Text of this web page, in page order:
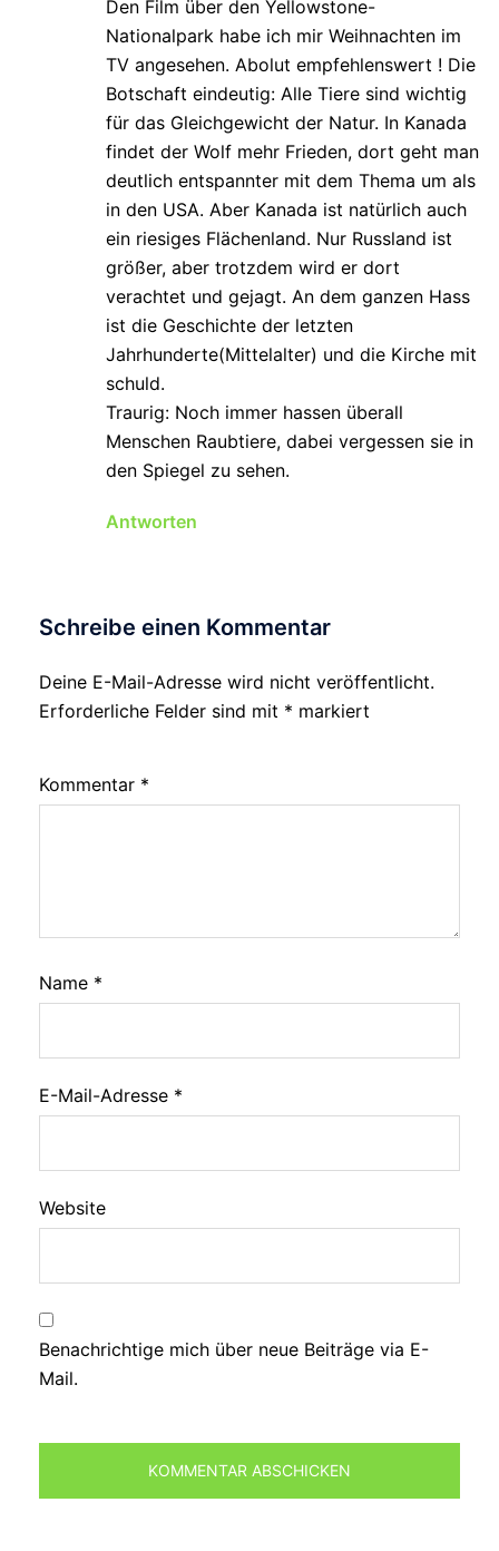
Den Film über den Yellowstone-
Nationalpark habe ich mir Weihnachten im
TV angesehen. Abolut empfehlenswert ! Die
Botschaft eindeutig: Alle Tiere sind wichtig
für das Gleichgewicht der Natur. In Kanada
findet der Wolf mehr Frieden, dort geht man
deutlich entspannter mit dem Thema um als
in den USA. Aber Kanada ist natürlich auch
ein riesiges Flächenland. Nur Russland ist
größer, aber trotzdem wird er dort
verachtet und gejagt. An dem ganzen Hass
ist die Geschichte der letzten
Jahrhunderte(Mittelalter) und die Kirche mit
schuld.
Traurig: Noch immer hassen überall
Menschen Raubtiere, dabei vergessen sie in
den Spiegel zu sehen.
Antworten
Schreibe einen Kommentar
Deine E-Mail-Adresse wird nicht veröffentlicht.
Erforderliche Felder sind mit * markiert
Kommentar *
Name *
E-Mail-Adresse *
Website
Benachrichtige mich über neue Beiträge via E-
Mail.